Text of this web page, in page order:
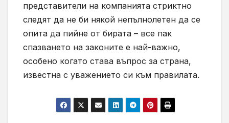
представители на компанията стриктно
следят да не би някой непълнолетен да се
опита да пийне от бирата – все пак
спазването на законите е най-важно,
особено когато става въпрос за страна,
известна с уважението си към правилата.